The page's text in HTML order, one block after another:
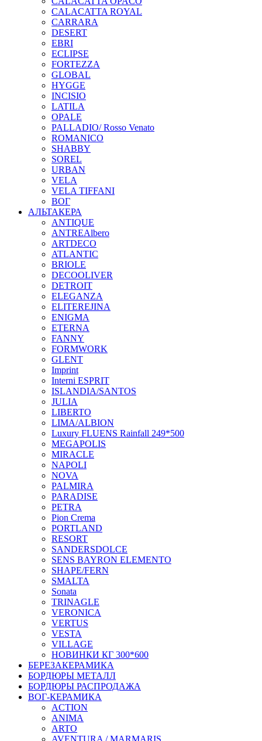
CALACATTA ROYAL
CARRARA
DESERT
EBRI
ECLIPSE
FORTEZZA
GLOBAL
HYGGE
INCISIO
LATILA
OPALE
PALLADIO/ Rosso Venato
ROMANICO
SHABBY
SOREL
URBAN
VELA
VELA TIFFANI
ВОГ
АЛЬТАКЕРА
ANTIQUE
ANTREAlbero
ARTDECO
ATLANTIC
BRIOLE
DECOOLIVER
DETROIT
ELEGANZA
ELITEREJINA
ENIGMA
ETERNA
FANNY
FORMWORK
GLENT
Imprint
Interni ESPRIT
ISLANDIA/SANTOS
JULIA
LIBERTO
LIMA/ALBION
Luxury FLUENS Rainfall 249*500
MEGAPOLIS
MIRACLE
NAPOLI
NOVA
PALMIRA
PARADISE
PETRA
Pion Crema
PORTLAND
RESORT
SANDERSDOLCE
SENS BAYRON ELEMENTO
SHAPE/FERN
SMALTA
Sonata
TRINAGLE
VERONICA
VERTUS
VESTA
VILLAGE
НОВИНКИ КГ 300*600
БЕРЕЗАКЕРАМИКА
БОРДЮРЫ МЕТАЛЛ
БОРДЮРЫ РАСПРОДАЖА
ВОГ-КЕРАМИКА
ACTION
ANIMA
ARTO